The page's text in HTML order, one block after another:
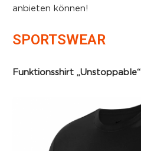
anbieten können!
SPORTSWEAR
Funktionsshirt „Unstoppable“